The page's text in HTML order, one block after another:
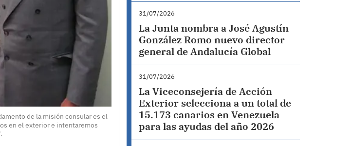
de la misión consular es el
en el exterior e intentaremos
31/07/2026
La Junta nombra a José Agustín
González Romo nuevo director
general de Andalucía Global
31/07/2026
La Viceconsejería de Acción
Exterior selecciona a un total de
15.173 canarios en Venezuela
para las ayudas del año 2026